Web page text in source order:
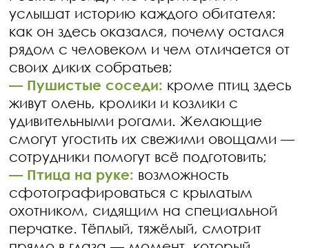
услышат историю каждого обитателя:
как он здесь оказался, почему остался
рядом с человеком и чем отличается от
своих диких собратьев;
— Пушистые соседи: кроме птиц здесь
живут олень, кролики и козлики с
удивительными рогами. Желающие
смогут угостить их свежими овощами —
сотрудники помогут всё подготовить;
— Птица на руке: возможность
сфотографироваться с крылатым
охотником, сидящим на специальной
перчатке. Тёплый, тяжёлый, смотрит